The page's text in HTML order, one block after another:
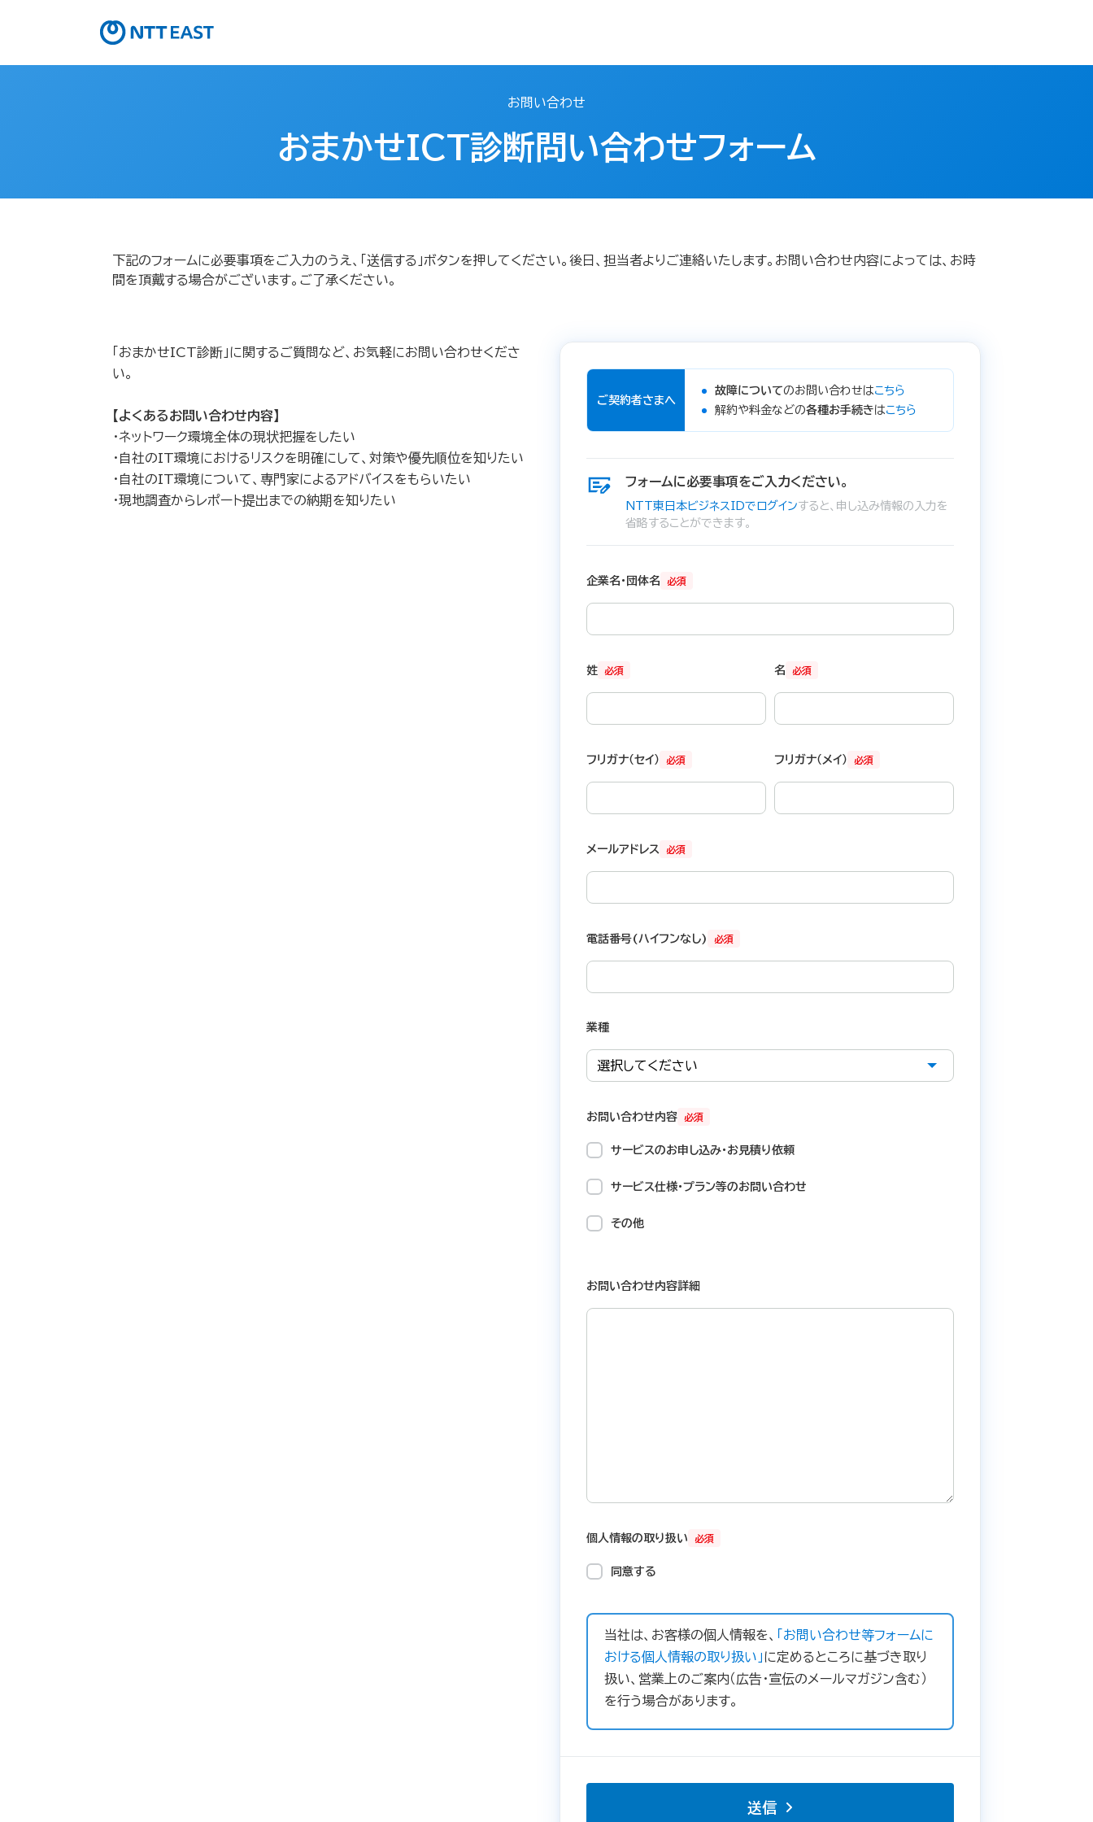
お問い合わせ
おまかせICT診断問い合わせフォーム
下記のフォームに必要事項をご入力のうえ、「送信する」ボタンを押してください。後日、担当者よりご連絡いたします。お問い合わせ内容によっては、お時
間を頂戴する場合がございます。ご了承ください。
「おまかせICT診断」に関するご質問など、お気軽にお問い合わせくださ
い。
【よくあるお問い合わせ内容】
・ネットワーク環境全体の現状把握をしたい
・自社のIT環境におけるリスクを明確にして、対策や優先順位を知りたい
・自社のIT環境について、専門家によるアドバイスをもらいたい
・現地調査からレポート提出までの納期を知りたい
ご契約者さまへ
故障についてのお問い合わせはこちら
解約や料金などの各種お手続きはこちら
フォームに必要事項をご入力ください。
NTT東日本ビジネスIDでログインすると、申し込み情報の入力を
省略することができます。
必須
企業名・団体名
必須
姓 必須
名
必須
フリガナ（セイ） 必須
フリガナ（メイ）
必須
メールアドレス
必須
電話番号(ハイフンなし)
業種
必須
お問い合わせ内容
サービスのお申し込み・お見積り依頼​
サービス仕様・プラン等のお問い合わせ​
その他
お問い合わせ内容詳細
必須
個人情報の取り扱い
同意する
当社は、お客様の個人情報を、
「お問い合わせ等フォームに
おける個人情報の取り扱い」に定めるところに基づき取り
扱い、営業上のご案内（広告・宣伝のメールマガジン含む）
を行う場合があります。
送信